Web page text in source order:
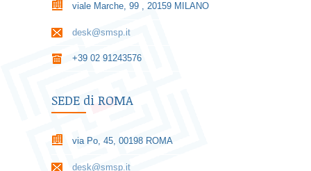
viale Marche, 99 , 20159 MILANO
desk@smsp.it
+39 02 91243576
SEDE di ROMA
via Po, 45, 00198 ROMA
desk@smsp.it